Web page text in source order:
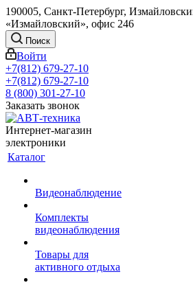
190005, Санкт-Петербург,
«Измайловский», офис 246
Поиск
Войти
+7(812) 679-27-10
+7(812) 679-27-10
8 (800) 301-27-10
Заказать звонок
Интернет-магазин
электроники
Каталог
Видеонаблюдение
Комплекты
видеонаблюдения
Товары для
активного отдыха